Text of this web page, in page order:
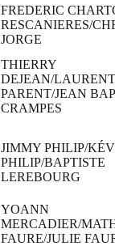
FREDERIC
RESCANIERES/
JORGE
THIERRY
DEJEAN/LAURENT
PARENT/JEAN
CRAMPES
JIMMY PHILIP/
PHILIP/BAPTISTE
LEREBOURG
YOANN
MERCADIER/
FAURE/JULIE